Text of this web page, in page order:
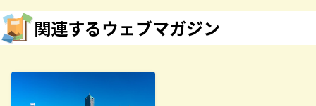
関連するウェブマガジン